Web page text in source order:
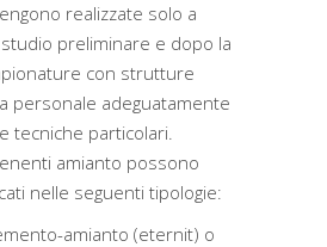
realizzate solo a
preliminare e dopo la
con strutture
personale adeguatamente
tecniche particolari.
amianto possono
nelle seguenti tipologie:
amianto (eternit) o